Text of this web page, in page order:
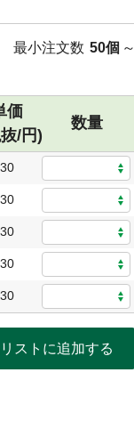
最小注文数 50個
価
/円)
数量
30
30
30
30
30
ストに追加する